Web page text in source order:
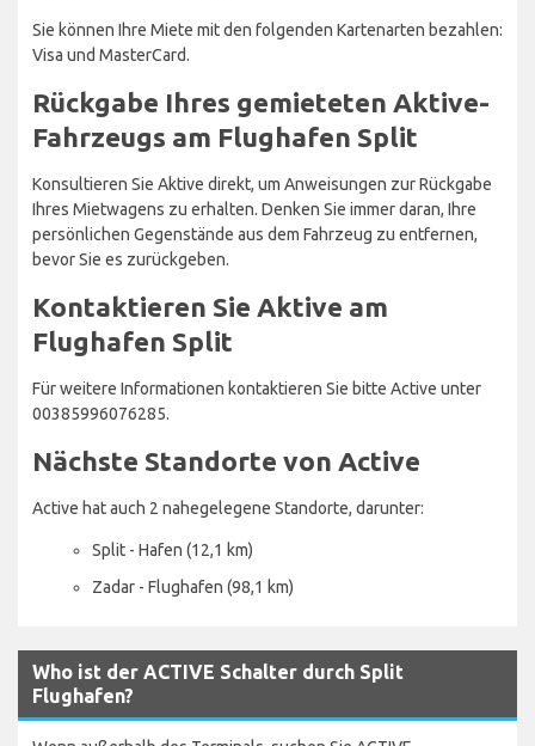
Sie können Ihre Miete mit den folgenden Kartenarten bezahlen:
Visa und MasterCard.
Rückgabe Ihres gemieteten Aktive-
Fahrzeugs am Flughafen Split
Konsultieren Sie Aktive direkt, um Anweisungen zur Rückgabe
Ihres Mietwagens zu erhalten. Denken Sie immer daran, Ihre
persönlichen Gegenstände aus dem Fahrzeug zu entfernen,
bevor Sie es zurückgeben.
Kontaktieren Sie Aktive am
Flughafen Split
Für weitere Informationen kontaktieren Sie bitte Active unter
00385996076285.
Nächste Standorte von Active
Active hat auch 2 nahegelegene Standorte, darunter:
Split - Hafen (12,1 km)
Zadar - Flughafen (98,1 km)
Who ist der ACTIVE Schalter durch Split
Flughafen?